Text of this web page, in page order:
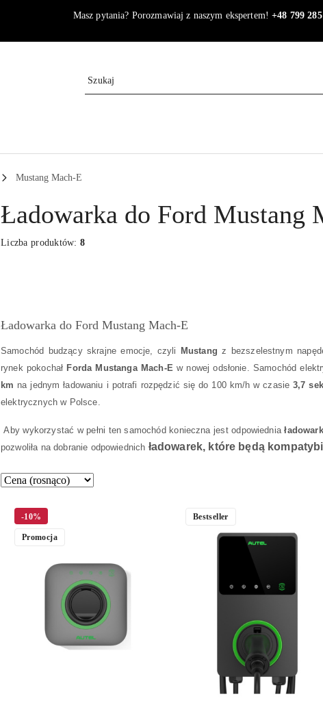
Masz pytania? Porozmawiaj z naszym ekspertem!+48 799
Mustang Mach-E
Ładowarka do Ford Mustang
Liczba produktów:8
Ładowarka do Ford Mustang Mach-E
Samochód budzący skrajne emocje, czyli Mustang z bezszelestnym
rynek pokochał Forda Mustanga Mach-Ew nowej odsłonie. Samochód
km na jednym ładowaniu i potrafi rozpędzić się do 100 km/h w czasie3,7
elektrycznych w Polsce.
Aby wykorzystać w pełni ten samochód konieczna jest odpowiednia
pozwoliła na dobranie odpowiednich ładowarek, które będą
Zastosowano
Cena
Sortuj
-10%
Promocja
Bestseller